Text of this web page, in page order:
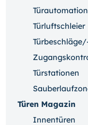
Türautomation
Türluftschleier
Türstationen
Türen Magazin
Innentüren